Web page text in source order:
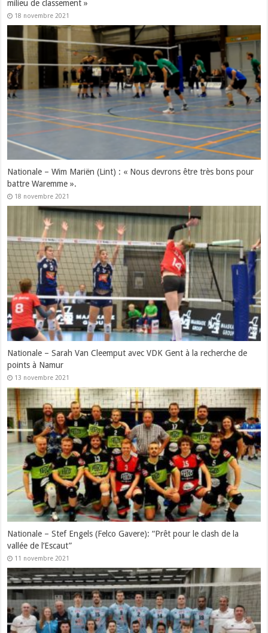
milieu de classement »
18 novembre 2021
Nationale – Wim Mariën (Lint) : « Nous devrons être très bons pour
battre Waremme ».
18 novembre 2021
Nationale – Sarah Van Cleemput avec VDK Gent à la recherche de
points à Namur
13 novembre 2021
Nationale – Stef Engels (Felco Gavere): “Prêt pour le clash de la
vallée de l’Escaut”
11 novembre 2021